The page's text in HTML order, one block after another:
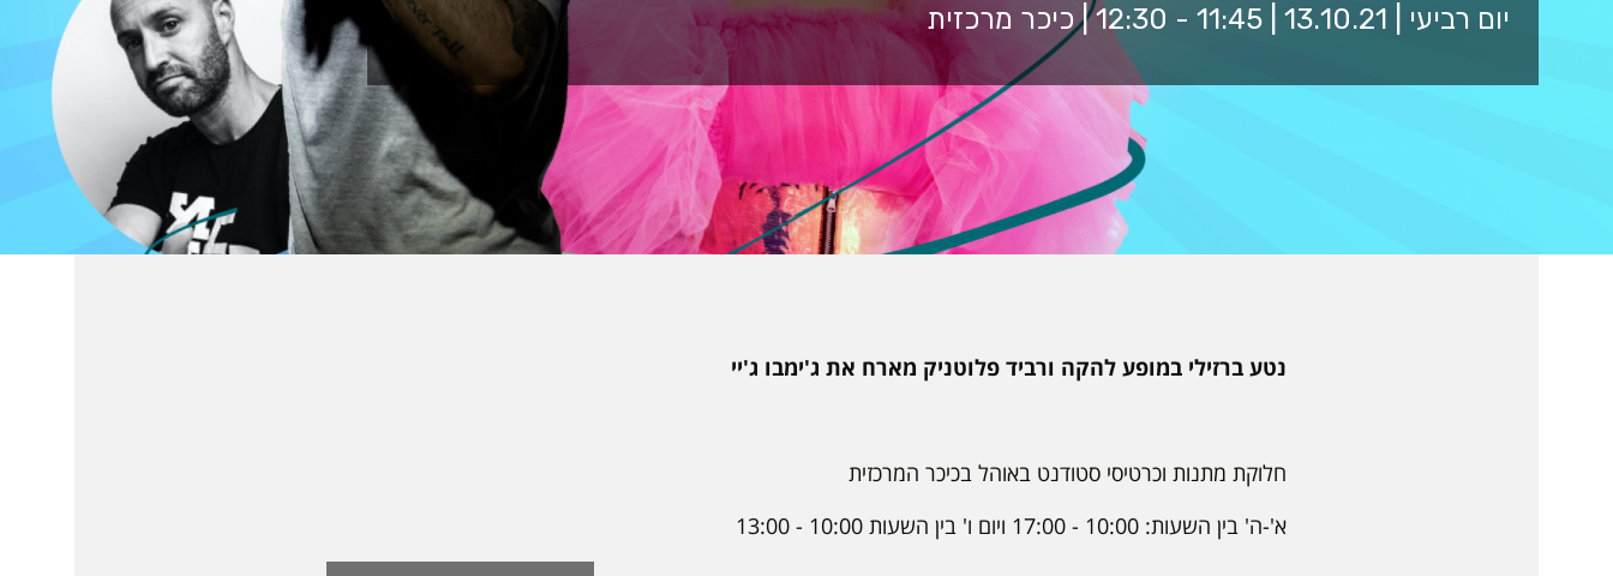
יום רביעי | 13.10.21 | 11:45 - 12:30 | כיכר מרכזית
נטע ברזילי במופע להקה ורביד פלוטניק מארח את ג'ימבו ג'יי
חלוקת מתנות וכרטיסי סטודנט באוהל בכיכר המרכזית
א'-ה' בין השעות: 10:00 - 17:00 ויום ו' בין השעות 10:00 - 13:00